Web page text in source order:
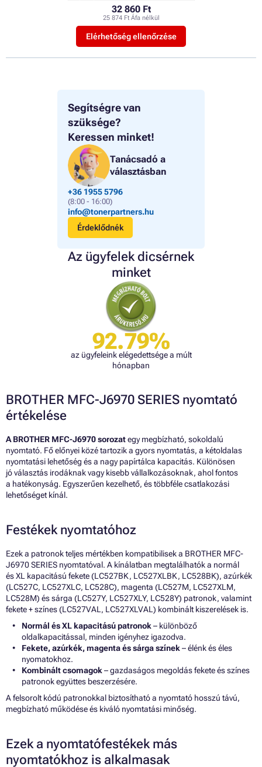
Segítségre van
szüksége?
Keressen minket!
Tanácsadó a
választásban
+36 1955 5796
(8:00 - 16:00)
info@tonerpartners.hu
Érdeklődnék
Az ügyfelek dicsérnek
minket
92.79%
az ügyfeleink elégedettsége a múlt
hónapban
32 860 Ft
25 874 Ft Áfa nélkül
Elérhetőség ellenőrzése
BROTHER MFC-J6970 SERIES nyomtató
értékelése
A BROTHER MFC-J6970 sorozategy megbízható, sokoldalú
nyomtató. Fő előnyei közé tartozik a gyors nyomtatás, a kétoldalas
nyomtatási lehetőség és a nagy papírtálca kapacitás. Különösen
jó választás irodáknak vagy kisebb vállalkozásoknak, ahol fontos
a hatékonyság. Egyszerűen kezelhető, és többféle csatlakozási
lehetőséget kínál.
Festékek nyomtatóhoz
Ezek a patronok teljes mértékben kompatibilisek a BROTHER MFC-
J6970 SERIES nyomtatóval. A kínálatban megtalálhatók a normál
és XL kapacitású fekete (LC527BK, LC527XLBK, LC528BK), azúrkék
(LC527C, LC527XLC, LC528C), magenta (LC527M, LC527XLM,
LC528M) és sárga (LC527Y, LC527XLY, LC528Y) patronok, valamint
fekete + színes (LC527VAL, LC527XLVAL) kombinált kiszerelések is.
Normál és XL kapacitású patronok – különböző
oldalkapacitással, minden igényhez igazodva.
Fekete, azúrkék, magenta és sárga színek – élénk és éles
nyomatokhoz.
Kombinált csomagok – gazdaságos megoldás fekete és színes
patronok együttes beszerzésére.
A felsorolt kódú patronokkal biztosítható a nyomtató hosszú távú,
megbízható működése és kiváló nyomtatási minőség.
Ezek a nyomtatófestékek más
nyomtatókhoz is alkalmasak